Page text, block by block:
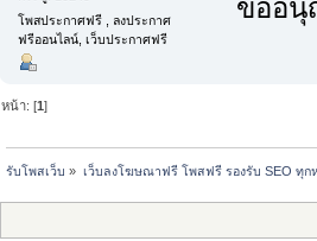
โพสประกาศฟรี , ลงประกาศ
ฟรีออนไลน์, เว็บประกาศฟรี
ขออนุ
หน้า: [1]
รับโพสเว็บ » เว็บลงโฆษณาฟรี โพสฟรี รองรับ SEO ทุก